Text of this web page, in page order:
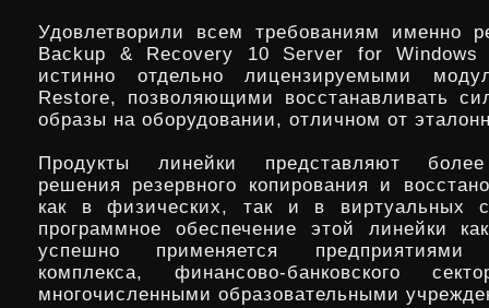
Удовлетворили всем требованиям именно
Backup & Recovery 10 Server for Windows
истинно отдельно лицензируемыми
Restore, позволяющими восстанавливать
образы на оборудовании, отличном от
Продукты линейки представляют
решения резервного копирования и
как в физических, так и в виртуальных
программное обеспечение этой линейки
успешно применяется предприятиями
комплекса, финансово-банковского
многочисленными образовательными